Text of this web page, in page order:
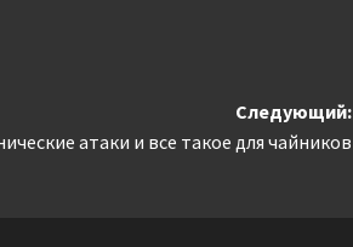
Следующий:
атаки и все такое для чайников